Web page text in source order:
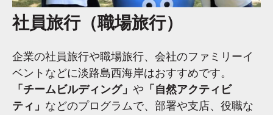
社員旅行（職場旅行）
企業の社員旅行や職場旅行、会社のファミリーイ
ベントなどに淡路島西海岸はおすすめです。
「チームビルディング」 や 「自然アクティビ
ティ」 などのプログラムで、部署や支店、役職な